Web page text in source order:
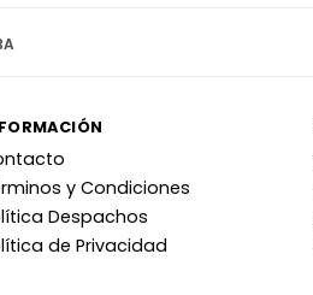
y Condiciones
Despachos
de Privacidad